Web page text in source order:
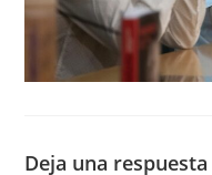
Deja una respuesta